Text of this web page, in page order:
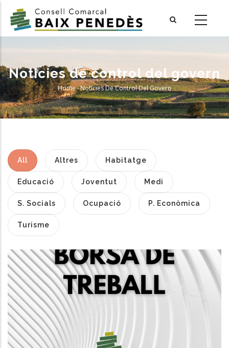
main
Notícies de control del govern
Breadcrumb
Home-Notícies De Control Del Govern
All Altres Habitatge
Educació Joventut Medi
S. Socials Ocupació P. Econòmica
Turisme
Creació D'una Borsa De Treball
D'arquitectes, Grup A1
Altres,Habitatge